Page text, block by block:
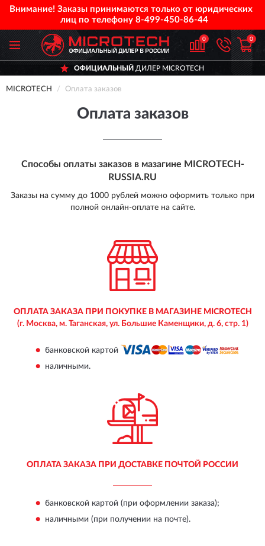
Внимание! Заказы принимаются только от юридических
лиц по телефону 8-499-450-86-44
0 0
ОФИЦИАЛЬНЫЙДИЛЕР MICROTECH
MICROTECH Оплата заказов
Оплата заказов
Способы оплаты заказов в мазагине MICROTECH-
RUSSIA.RU
Заказы на сумму до 1000 рублей можно оформить только при
полной онлайн-оплате на сайте.
ОПЛАТА ЗАКАЗА ПРИ
ПОКУПКЕ В МАГАЗИНЕ MICROTECH
(г. Москва, м. Таганская, ул. Большие Каменщики, д. 6, стр. 1)
банковской картой
наличными.
ОПЛАТА ЗАКАЗА ПРИ ДОСТАВКЕ ПОЧТОЙ РОССИИ
банковской картой (при оформлении заказа);
наличными (при получении на почте).